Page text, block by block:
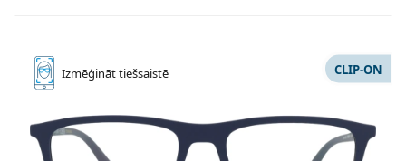
Izmēģināttiešsaistē CLIP-ON